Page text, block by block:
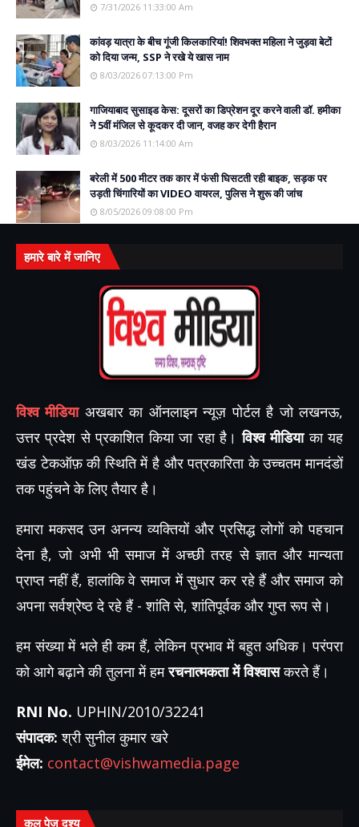
7/31/2026 11:33:00 Am
कांवड़ यात्रा के बीच गूंजी किलकारियां! शिवभक्त महिला ने जुड़वा बेटों
को दिया जन्म, SSP ने रखे ये खास नाम
8/03/2026 07:13:00 Pm
गाजियाबाद सुसाइड केस: दूसरों का डिप्रेशन दूर करने वाली डॉ. हमीका
ने 5वीं मंजिल से कूदकर दी जान, वजह कर देगी हैरान
8/03/2026 11:14:00 Am
बरेली में 500 मीटर तक कार में फंसी घिसटती रही बाइक, सड़क पर
उड़ती चिंगारियों का VIDEO वायरल, पुलिस ने शुरू की जांच
8/05/2026 09:08:00 Pm
हमारे बारे में जानिए
विश्व मीडियाअखबार का ऑनलाइन न्यूज़ पोर्टल है जो लखनऊ,
उत्तर प्रदेश से प्रकाशित किया जा रहा है।विश्व मीडियाका यह
खंड टेकऑफ़ की स्थिति में है और पत्रकारिता के उच्चतम मानदंडों
तक पहुंचने के लिए तैयार है।
हमारा मकसद उन अनन्य व्यक्तियों और प्रसिद्ध लोगों को पहचान
देना है, जो अभी भी समाज में अच्छी तरह से ज्ञात और मान्यता
प्राप्त नहीं हैं, हालांकि वे समाज में सुधार कर रहे हैं और समाज को
अपना सर्वश्रेष्ठ दे रहे हैं - शांति से, शांतिपूर्वक और गुप्त रूप से।
हम संख्या में भले ही कम हैं, लेकिन प्रभाव में बहुत अधिक। परंपरा
को आगे बढ़ाने की तुलना में हमरचनात्मकता में विश्वासकरते हैं।
RNI No. UPHIN/2010/32241
संपादक: श्री सुनील कुमार खरे
ईमेल: contact@vishwamedia.page
कुल पेज दृश्य